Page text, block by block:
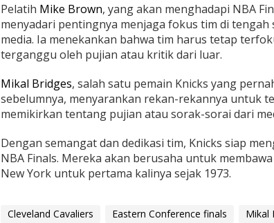
Pelatih Mike Brown, yang akan menghadapi NBA
menyadari pentingnya menjaga fokus tim di
media. Ia menekankan bahwa tim harus tetap
terganggu oleh pujian atau kritik dari luar.
Mikal Bridges, salah satu pemain Knicks yang
sebelumnya, menyarankan rekan-rekannya untuk
memikirkan tentang pujian atau sorak-sorai dari
Dengan semangat dan dedikasi tim, Knicks siap
NBA Finals. Mereka akan berusaha untuk
New York untuk pertama kalinya sejak 1973.
Cleveland Cavaliers Eastern Conference finals Mikal